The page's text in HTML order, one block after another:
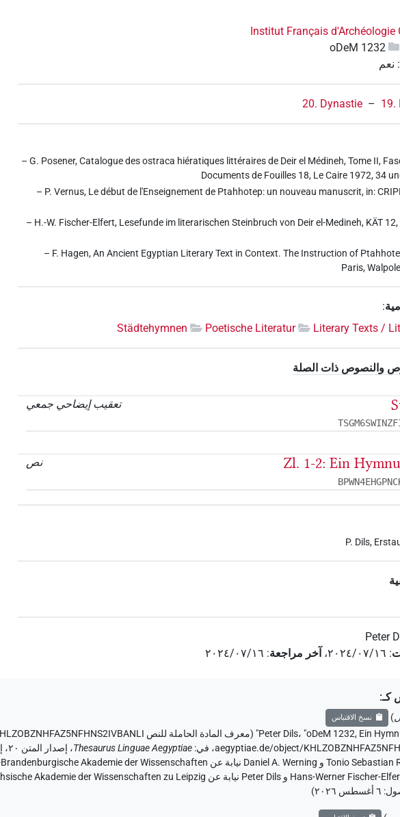
Institut Français d'Archéologie
oDeM 1232
: نعم
19.
–
20. Dynastie
– G. Posener, Catalogue des ostraca hiératiques littéraires de Deir el Médineh, Tome II,
Documents de Fouilles 18, Le Caire 1972, 34
– P. Vernus, Le début de l'Enseignement de Ptahhotep: un nouveau manuscrit, in:
– H.-W. Fischer-Elfert, Lesefunde im literarischen Steinbruch von Deir el-Medineh, KÄT
– F. Hagen, An Ancient Egyptian Literary Text in Context. The Instruction of
Paris,
:
Literary Texts /
Poetische Literatur
Städtehymnen
والنصوص ذات الصلة
تعقيب إيضاحي جمعي
نص
Zl. 1-2: Ein
P. Dils,
Peter
: ٢٠٢٤/٠٧/١٦،آخر مراجعة: ٢٠٢٤/٠٧/١٦
كـ:
) نسخ الاقتباس
Peter Dils، "oDeM 1232, Ein معرف المادة الحاملة للنص KHLZOBZNHFAZ5NFHNS2IVBANLI
aegyptiae.de/object/، في:
Thesaurus Linguae Aegyptiae،
٦ أغسطس ٢٠٢٦ )